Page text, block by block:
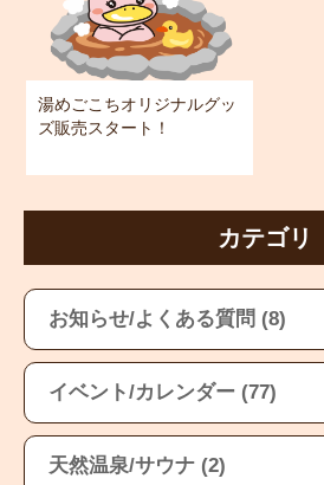
湯めごこちオリジナルグッ
ズ販売スタート！
カテゴリ
お知らせ/よくある質問 (8)
イベント/カレンダー (77)
天然温泉/サウナ (2)